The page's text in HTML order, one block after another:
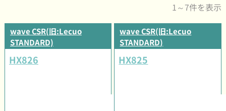
1～7件を表示
wave CSR(旧:Lecuo
STANDARD)
HX826
wave CSR(旧:Lecuo
STANDARD)
HX825